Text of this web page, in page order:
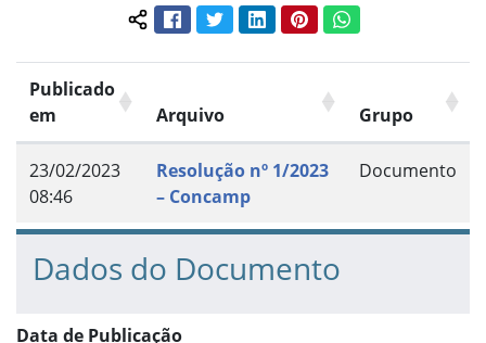
Compartilhar conteúdo:
FacebookTwitterLinkedInPinterestWhatsApp
Publicado
em
Arquivo Grupo
23/02/2023
08:46
Resolução nº 1/2023
– Concamp
Documento
Dados do Documento
Data de Publicação